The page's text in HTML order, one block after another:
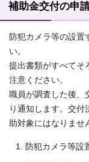
補助金交付の申
防犯カメラ等の設置
い。
提出書類がすべてそ
注意ください。
職員が調査した後、
り通知します。交
助対象にはなりませ
防犯カメラ等設